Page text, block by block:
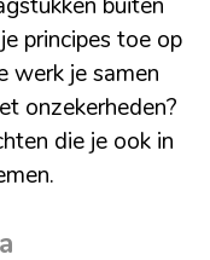
principes toe op
werk je samen
onzekerheden?
die je ook in